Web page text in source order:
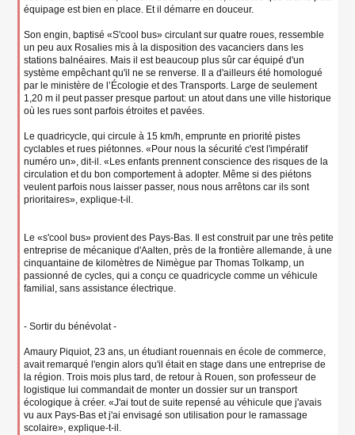
équipage est bien en place. Et il démarre en douceur.
Son engin, baptisé «S'cool bus» circulant sur quatre roues, ressemble
un peu aux Rosalies mis à la disposition des vacanciers dans les
stations balnéaires. Mais il est beaucoup plus sûr car équipé d'un
système empêchant qu'il ne se renverse. Il a d'ailleurs été homologué
par le ministère de l’Écologie et des Transports. Large de seulement
1,20 m il peut passer presque partout: un atout dans une ville historique
où les rues sont parfois étroites et pavées.
Le quadricycle, qui circule à 15 km/h, emprunte en priorité pistes
cyclables et rues piétonnes. «Pour nous la sécurité c'est l'impératif
numéro un», dit-il. «Les enfants prennent conscience des risques de la
circulation et du bon comportement à adopter. Même si des piétons
veulent parfois nous laisser passer, nous nous arrêtons car ils sont
prioritaires», explique-t-il.
Le «s'cool bus» provient des Pays-Bas. Il est construit par une très petite
entreprise de mécanique d'Aalten, près de la frontière allemande, à une
cinquantaine de kilomètres de Nimègue par Thomas Tolkamp, un
passionné de cycles, qui a conçu ce quadricycle comme un véhicule
familial, sans assistance électrique.
- Sortir du bénévolat -
Amaury Piquiot, 23 ans, un étudiant rouennais en école de commerce,
avait remarqué l'engin alors qu'il était en stage dans une entreprise de
la région. Trois mois plus tard, de retour à Rouen, son professeur de
logistique lui commandait de monter un dossier sur un transport
écologique à créer. «J'ai tout de suite repensé au véhicule que j'avais
vu aux Pays-Bas et j'ai envisagé son utilisation pour le ramassage
scolaire», explique-t-il.